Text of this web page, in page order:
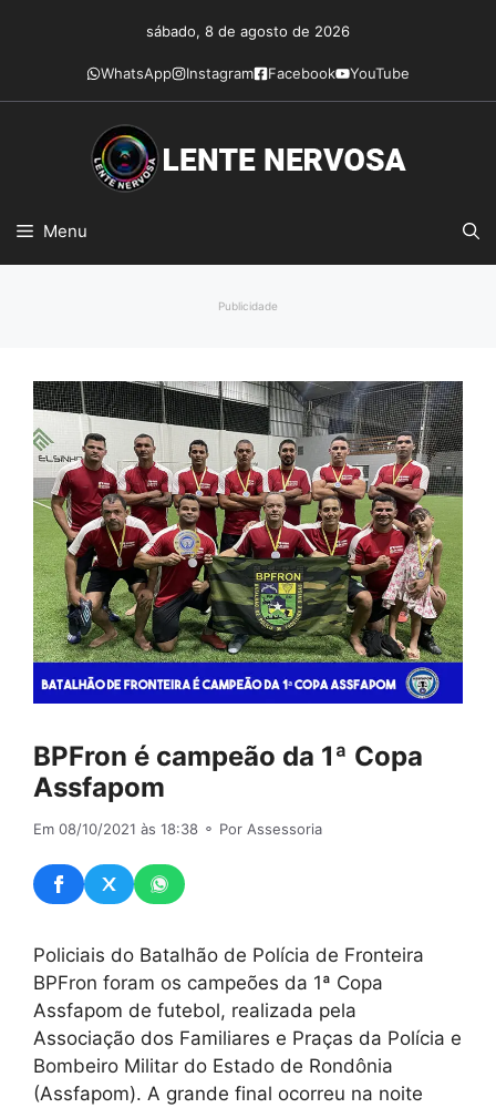
conteúdo
sábado, 8 de agosto de 2026
WhatsApp Instagram Facebook YouTube
Menu
Publicidade
BPFron é campeão da 1ª Copa
Assfapom
Em 08/10/2021 às 18:38 ⚬ Por Assessoria
Policiais do Batalhão de Polícia de Fronteira
BPFron foram os campeões da 1ª Copa
Assfapom de futebol, realizada pela
Associação dos Familiares e Praças da Polícia e
Bombeiro Militar do Estado de Rondônia
(Assfapom). A grande final ocorreu na noite